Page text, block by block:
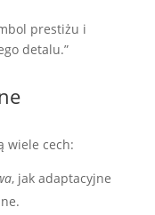
prestiżu i
detalu.”
wiele cech:
, jak adaptacyjne